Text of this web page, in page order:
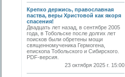
Крепко держись, православная
паства, веры Христовой как якоря
спасения!
Двадцать лет назад, в сентябре 2005
года, в Тобольске после долгих лет
поисков были обретены мощи
священномученика Гермогена,
епископа Тобольского и Сибирского.
PDF-версия.
23 октября 2025 г. 15:00